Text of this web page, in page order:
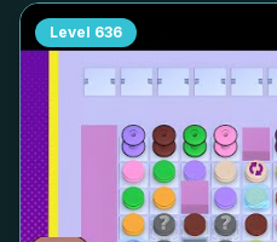
Level 636